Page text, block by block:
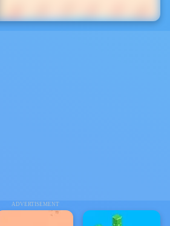
ADVERTISEMENT